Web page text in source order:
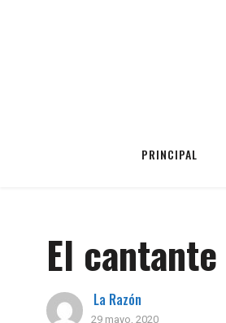
PRINCIPAL
El
La Razón
29 mayo, 2020